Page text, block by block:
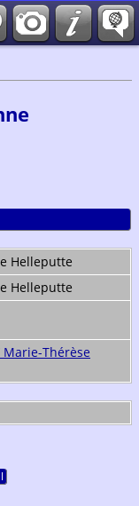
Helleputte
Helleputte
Marie-Thérèse